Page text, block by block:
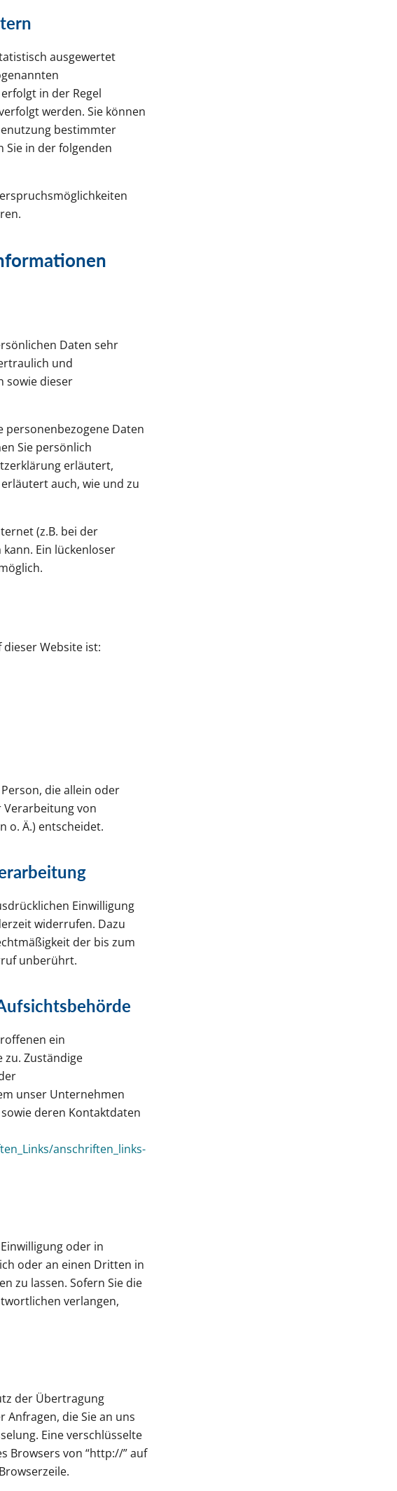
ausgewertet
in der Regel
werden. Sie können
bestimmter
in der folgenden
Daten sehr
und
sowie dieser
personenbezogene Daten
Sie persönlich
erläutert,
auch, wie und zu
(z.B. bei der
Ein lückenloser
Website ist:
die allein oder
Verarbeitung von
o. Ä.) entscheidet.
Einwilligung
widerrufen. Dazu
der bis zum
unberührt.
ein
zu. Zuständige
unser Unternehmen
deren Kontaktdaten
anschriften_links-
oder in
oder an einen Dritten in
zu lassen. Sofern Sie die
verlangen,
der Übertragung
die Sie an uns
Eine verschlüsselte
Browsers von “http://” auf